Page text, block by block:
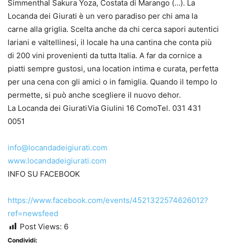
Simmenthal Sakura Yoza, Costata di Marango (…). La
Locanda dei Giurati è un vero paradiso per chi ama la
carne alla griglia. Scelta anche da chi cerca sapori autentici
lariani e valtellinesi, il locale ha una cantina che conta più
di 200 vini provenienti da tutta Italia. A far da cornice a
piatti sempre gustosi, una location intima e curata, perfetta
per una cena con gli amici o in famiglia. Quando il tempo lo
permette, si può anche scegliere il nuovo dehor.
La Locanda dei GiuratiVia Giulini 16 ComoTel. 031 431
0051
info@locandadeigiurati.com
www.locandadeigiurati.com
INFO SU FACEBOOK
https://www.facebook.com/events/4521322574626012?
ref=newsfeed
Post Views: 6
Condividi: